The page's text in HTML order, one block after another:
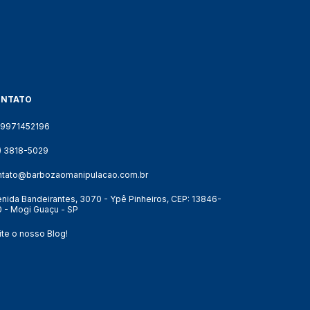
3818-5029
Bandeirantes, 3070 - Ypê Pinheiros, CEP: 13846-
- Mogi Guaçu - SP
o nosso Blog!